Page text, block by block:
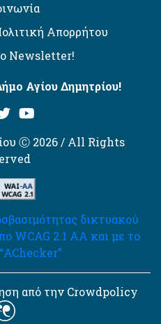
Απορρήτου
Newsletter!
Αγίου Δημητρίου!
Ⓒ 2026 / All Rights
δικτυακού
WCAG 2.1 AA και με το
από την Crowdpolicy